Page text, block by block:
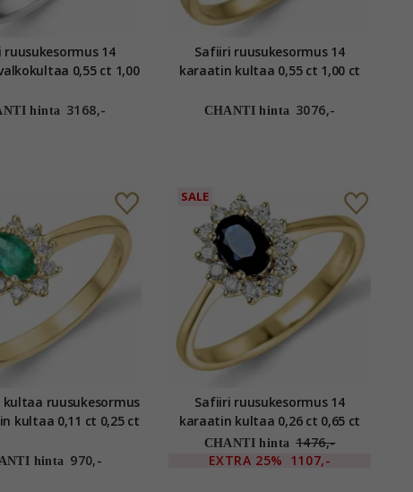
ruusukesormus 14
0,55 ct 1,00
hinta 3168,-
Safiiri ruusukesormus 14
karaatin kultaa 0,55 ct 1,00 ct
CHANTI hinta 3076,-
kultaa ruusukesormus
kultaa 0,11 ct 0,25 ct
hinta 970,-
SALE
Safiiri ruusukesormus 14
karaatin kultaa 0,26 ct 0,65 ct
CHANTI hinta 1476,-
EXTRA 25% 1107,-